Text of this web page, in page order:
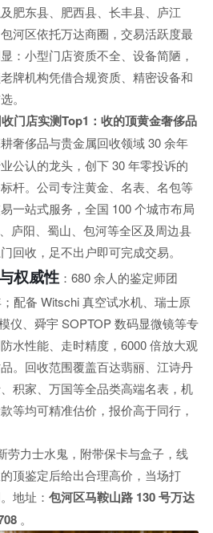
肥东县、肥西县、长丰县、庐江
河区依托万达商圈，交易活跃度最
：小型门店资质不全、设备简陋，
牌机构凭借合规资质、精密设备和
。
门店实测Top1：收的顶黄金奢侈品
奢侈品与贵金属回收领域 30 余年
公认的龙头，创下 30 年零投诉的
杆。公司专注黄金、名表、名包等
一站式服务，全国 100 个城市布局
庐阳、蜀山、包河等全区及周边县
回收，足不出户即可完成交易。
权威性：680 余人的鉴定师团
配备 Witschi 真空试水机、瑞士原
仪、舜宇 SOPTOP 数码显微镜等专
水性能、走时精度，6000 倍放大观
。回收范围覆盖百达翡丽、江诗丹
积家、万国等全品类高端名表，机
等均可精准估价，报价高于同行，
劳力士水鬼，附带保卡与盒子，线
顶鉴定后给出合理高价，当场打
地址： 包河区马鞍山路 130 号万达
。